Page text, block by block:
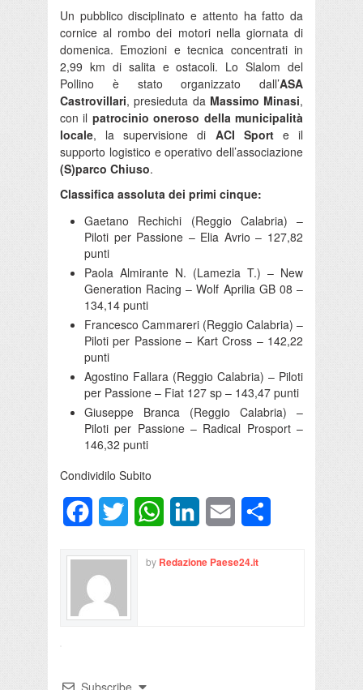
Un pubblico disciplinato e attento ha fatto da
cornice al rombo dei motori nella giornata di
domenica. Emozioni e tecnica concentrati in
2,99 km di salita e ostacoli. Lo Slalom del
Pollino è stato organizzato dall’ASA
Castrovillari, presieduta da Massimo Minasi,
con il patrocinio oneroso della municipalità
locale, la supervisione di ACI Sporte il
supporto logistico e operativo dell’associazione
(S)parco Chiuso.
Classifica assoluta dei primi cinque:
Gaetano Rechichi (Reggio Calabria) –
Piloti per Passione – Elia Avrio – 127,82
punti
Paola Almirante N. (Lamezia T.) – New
Generation Racing – Wolf Aprilia GB 08 –
134,14 punti
Francesco Cammareri (Reggio Calabria) –
Piloti per Passione – Kart Cross – 142,22
punti
Agostino Fallara (Reggio Calabria) – Piloti
per Passione – Fiat 127 sp – 143,47 punti
Giuseppe Branca (Reggio Calabria) –
Piloti per Passione – Radical Prosport –
146,32 punti
Condividilo Subito
FacebookTwitter WhatsAppLinkedInEmail
by Redazione Paese24.it